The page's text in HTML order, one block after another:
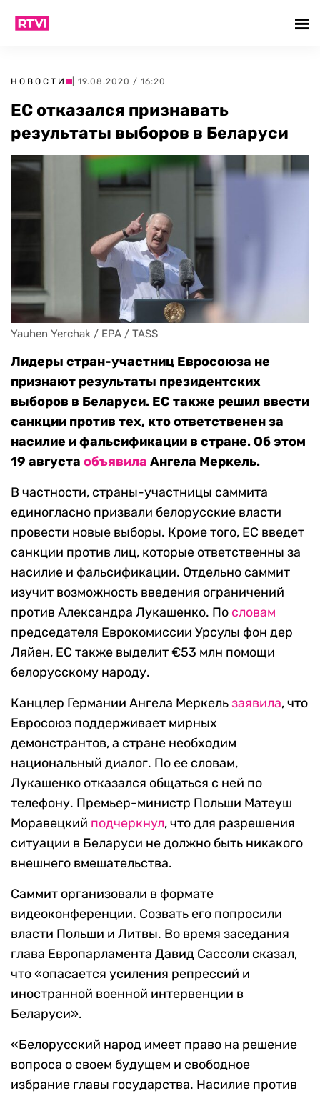
НОВОСТИ | 19.08.2020 / 16:20
ЕС отказался признавать
результаты выборов в Беларуси
Yauhen Yerchak / EPA / TASS
Лидеры стран-участниц Евросоюза не
признают результаты президентских
выборов в Беларуси. ЕС также решил ввести
санкции против тех, кто ответственен за
насилие и фальсификации в стране. Об этом
19 августа объявила Ангела Меркель.
В частности, страны-участницы саммита
единогласно призвали белорусские власти
провести новые выборы. Кроме того, ЕС введет
санкции против лиц, которые ответственны за
насилие и фальсификации. Отдельно саммит
изучит возможность введения ограничений
против Александра Лукашенко. По словам
председателя Еврокомиссии Урсулы фон дер
Ляйен, ЕС также выделит €53 млн помощи
белорусскому народу.
Канцлер Германии Ангела Меркельзаявила, что
Евросоюз поддерживает мирных
демонстрантов, а стране необходим
национальный диалог. По ее словам,
Лукашенко отказался общаться с ней по
телефону. Премьер-министр Польши Матеуш
Моравецкий подчеркнул, что для разрешения
ситуации в Беларуси не должно быть никакого
внешнего вмешательства.
Саммит организовали в формате
видеоконференции. Созвать его попросили
власти Польши и Литвы. Во время заседания
глава Европарламента Давид Сассоли сказал,
что «опасается усиления репрессий и
иностранной военной интервенции в
Беларуси».
«Белорусский народ имеет право на решение
вопроса о своем будущем и свободное
избрание главы государства. Насилие против